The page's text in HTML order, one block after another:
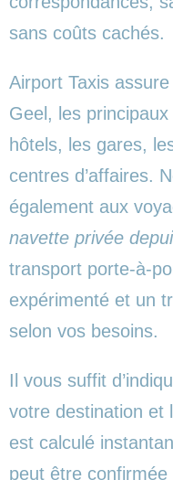
sans coûts cachés.
Airport Taxis
Geel, les
hôtels, les gares,
centres d’affaires.
également aux
navette privée
transport porte-à-
expérimenté et un
selon vos besoins.
Il vous suffit
votre destination et
est calculé
peut être confirmée